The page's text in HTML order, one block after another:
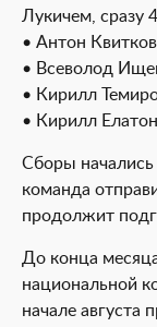
Лукичем, сразу
• Антон
• Всеволод
• Кирилл
• Кирилл
Сборы начались
команда
продолжит
До конца
национальной
начале августа